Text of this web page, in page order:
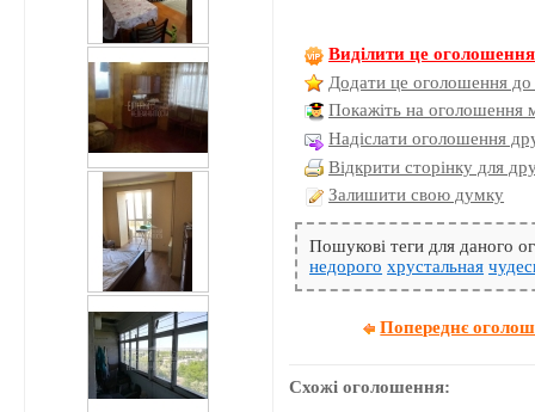
Виділити це оголошення
Додати це оголошення до
Покажіть на оголошення
Надіслати оголошення
Відкрити сторінку для
Залишити свою думку
Пошукові теги для даного
недорого хрустальная
Попереднє
Схожі оголошення: